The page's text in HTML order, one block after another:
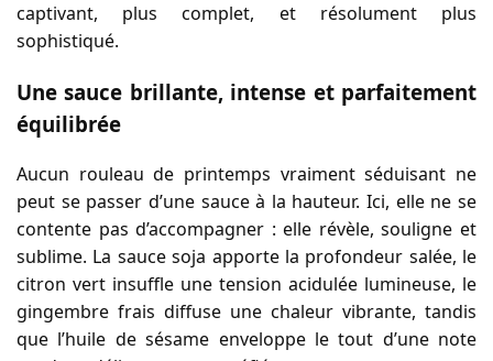
captivant, plus complet, et résolument plus
sophistiqué.
Une sauce brillante, intense et parfaitement
équilibrée
Aucun rouleau de printemps vraiment séduisant ne
peut se passer d’une sauce à la hauteur. Ici, elle ne se
contente pas d’accompagner : elle révèle, souligne et
sublime. La sauce soja apporte la profondeur salée, le
citron vert insuffle une tension acidulée lumineuse, le
gingembre frais diffuse une chaleur vibrante, tandis
que l’huile de sésame enveloppe le tout d’une note